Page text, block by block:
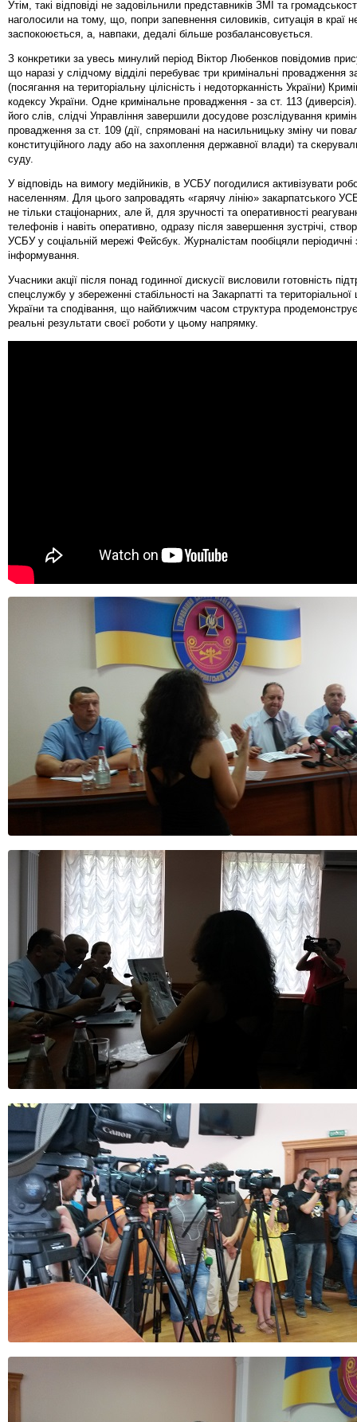
Утім, такі відповіді не задовільнили представників ЗМІ та
наголосили на тому, що, попри запевнення силовиків, ситуація в краї
заспокоюється, а, навпаки, дедалі більше розбалансовується.
З конкретики за увесь минулий період Віктор Любенков повідомив
що наразі у слідчому відділі перебуває три кримінальні провадження
(посягання на територіальну цілісність і недоторканність України)
кодексу України. Одне кримінальне провадження - за ст. 113
його слів, слідчі Управління завершили досудове розслідування
провадження за ст. 109 (дії, спрямовані на насильницьку зміну чи
конституційного ладу або на захоплення державної влади) та
суду.
У відповідь на вимогу медійників, в УСБУ погодилися активізувати
населенням. Для цього запровадять «гарячу лінію» закарпатського
не тільки стаціонарних, але й, для зручності та оперативності
телефонів і навіть оперативно, одразу після завершення зустрічі,
УСБУ у соціальній мережі Фейсбук. Журналістам пообіцяли періодичні
інформування.
Учасники акції після понад годинної дискусії висловили готовність
спецслужбу у збереженні стабільності на Закарпатті та територіальної
України та сподівання, що найближчим часом структура
реальні результати своєї роботи у цьому напрямку.